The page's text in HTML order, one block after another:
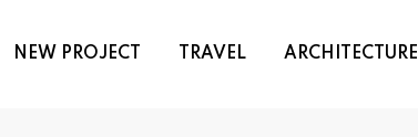
NEW PROJECT TRAVEL ARCHITECTURE